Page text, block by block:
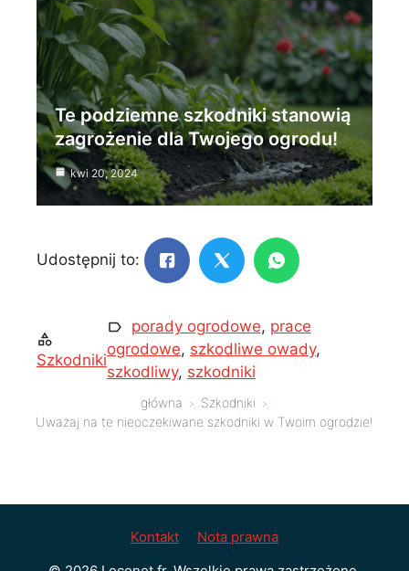
Te podziemne szkodniki stanowią
zagrożenie dla Twojego ogrodu!
kwi 20, 2024
Udostępnij to:
Szkodniki
porady ogrodowe, prace
ogrodowe, szkodliwe owady,
szkodliwy, szkodniki
główna
Szkodniki
Uważaj na te nieoczekiwane szkodniki w Twoim ogrodzie!
Kontakt
Nota prawna